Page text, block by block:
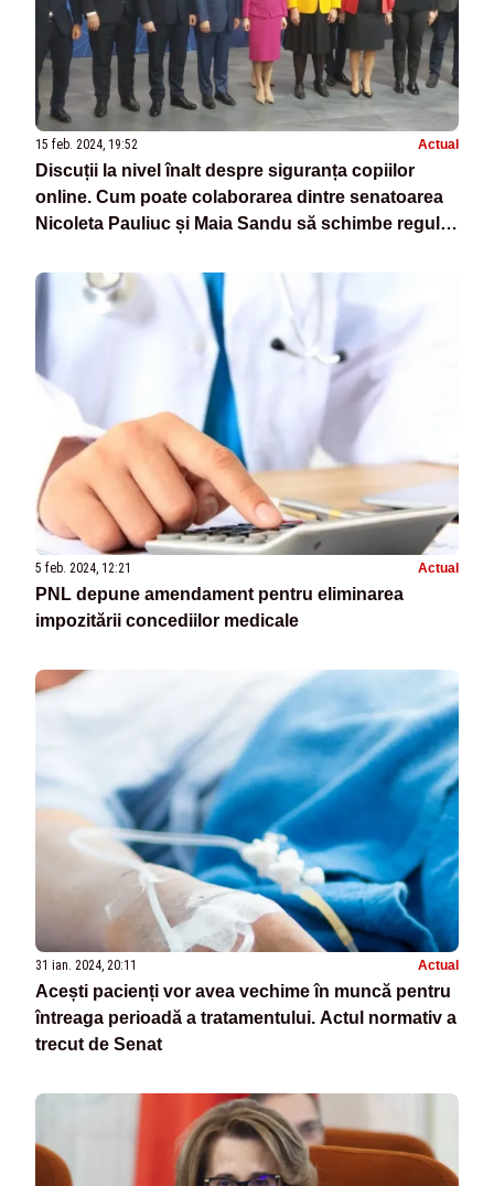
15 feb. 2024, 19:52 Actual
Discuții la nivel înalt despre siguranța copiilor
online. Cum poate colaborarea dintre senatoarea
Nicoleta Pauliuc și Maia Sandu să schimbe regulile
5 feb. 2024, 12:21 Actual
PNL depune amendament pentru eliminarea
impozitării concediilor medicale
31 ian. 2024, 20:11 Actual
Acești pacienți vor avea vechime în muncă pentru
întreaga perioadă a tratamentului. Actul normativ a
trecut de Senat